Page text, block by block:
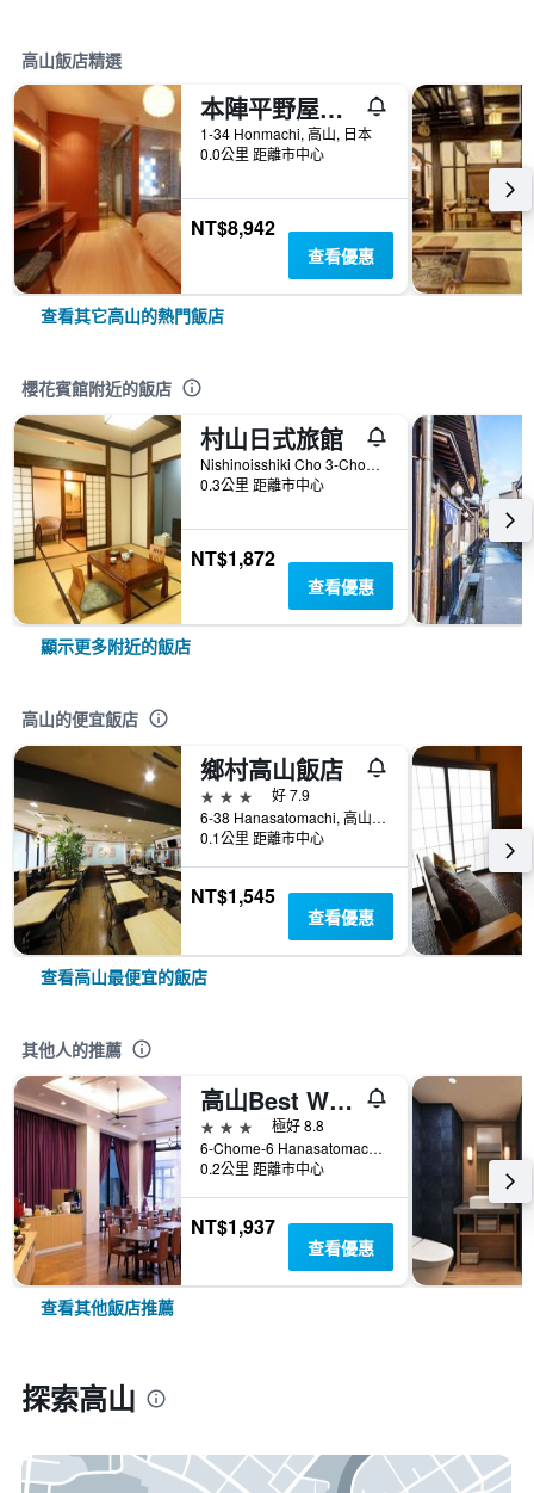
高山飯店精選
本陣平野屋花兆庵酒店
1-34 Honmachi, 高山, 日本
0.0公里 距離市中心
NT$8,942
查看優惠
查看其它高山的熱門飯店
櫻花賓館附近的飯店
村山日式旅館
Nishinoisshiki Cho 3-Chome 829, 高山, 日本
0.3公里 距離市中心
NT$1,872
查看優惠
顯示更多附近的飯店
高山的便宜飯店
鄉村高山飯店
3星級
好 7.9
6-38 Hanasatomachi, 高山, 日本
0.1公里 距離市中心
NT$1,545
查看優惠
查看高山最便宜的飯店
其他人的推薦
高山Best Western飯店
3星級
極好 8.8
6-Chome-6 Hanasatomachi, 高山, 日本
0.2公里 距離市中心
NT$1,937
查看優惠
查看其他飯店推薦
探索高山